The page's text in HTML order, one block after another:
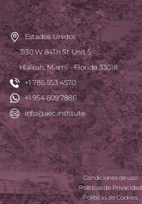
Estados Unidos
3130 W 84Th St Unit 5
Hialeah, Miami - Florida 33018
+1 786 553 4570
+1 954 609 7886
info@aec.institute
Condiciones de uso
Políticas de Privacidad
Políticas de Cookies